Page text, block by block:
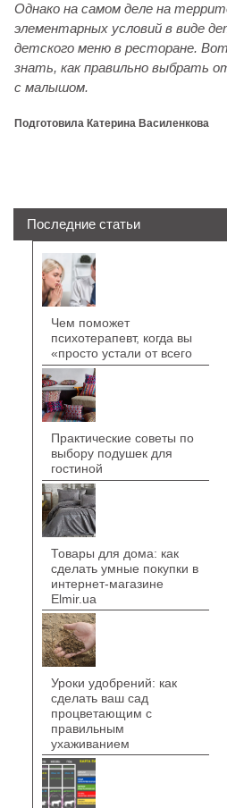
Однако на самом деле на
элементарных условий в виде
детского меню в ресторане.
знать, как правильно выбрать
с малышом.
Подготовила Катерина Василенкова
Последние статьи
Чем поможет
психотерапевт, когда вы
«просто устали от всего
Практические советы по
выбору подушек для
гостиной
Товары для дома: как
сделать умные покупки в
интернет-магазине
Elmir.ua
Уроки удобрений: как
сделать ваш сад
процветающим с
правильным
ухаживанием